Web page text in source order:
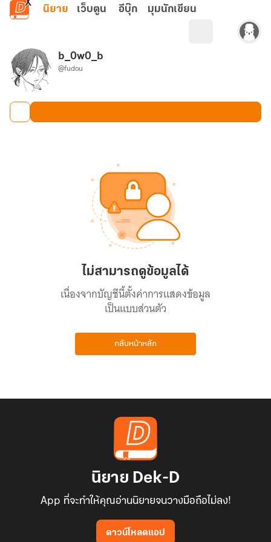
ข้ามไปยังเนื้อหาหลัก
นิยาย เว็บตูน อีบุ๊ก มุมนักเขียน
b_0w0_b
@fudou
ไม่สามารถดูข้อมูลได้
เนื่องจากบัญชีนี้ตั้งค่าการแสดงข้อมูล
เป็นแบบส่วนตัว
กลับหน้าหลัก
นิยาย Dek-D
App ที่จะทำให้คุณอ่านนิยายจนวางมือถือไม่ลง!
ดาวน์โหลดแอป